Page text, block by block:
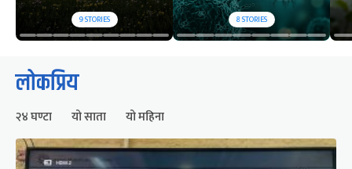
9STORIES 8STORIES
लोकप्रिय
२४ घण्टा यो साता यो महिना